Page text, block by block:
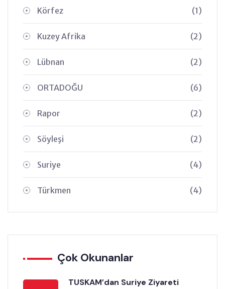
Körfez (1)
Kuzey Afrika (2)
Lübnan (2)
ORTADOĞU (6)
Rapor (2)
Söyleşi (2)
Suriye (4)
Türkmen (4)
Çok Okunanlar
TUSKAM’dan Suriye Ziyareti